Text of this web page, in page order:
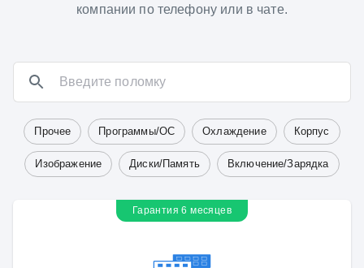
компании по телефону или в чате.
Прочее Программы/ОС Охлаждение Корпус
Изображение Диски/Память Включение/Зарядка
Гарантия 6 месяцев